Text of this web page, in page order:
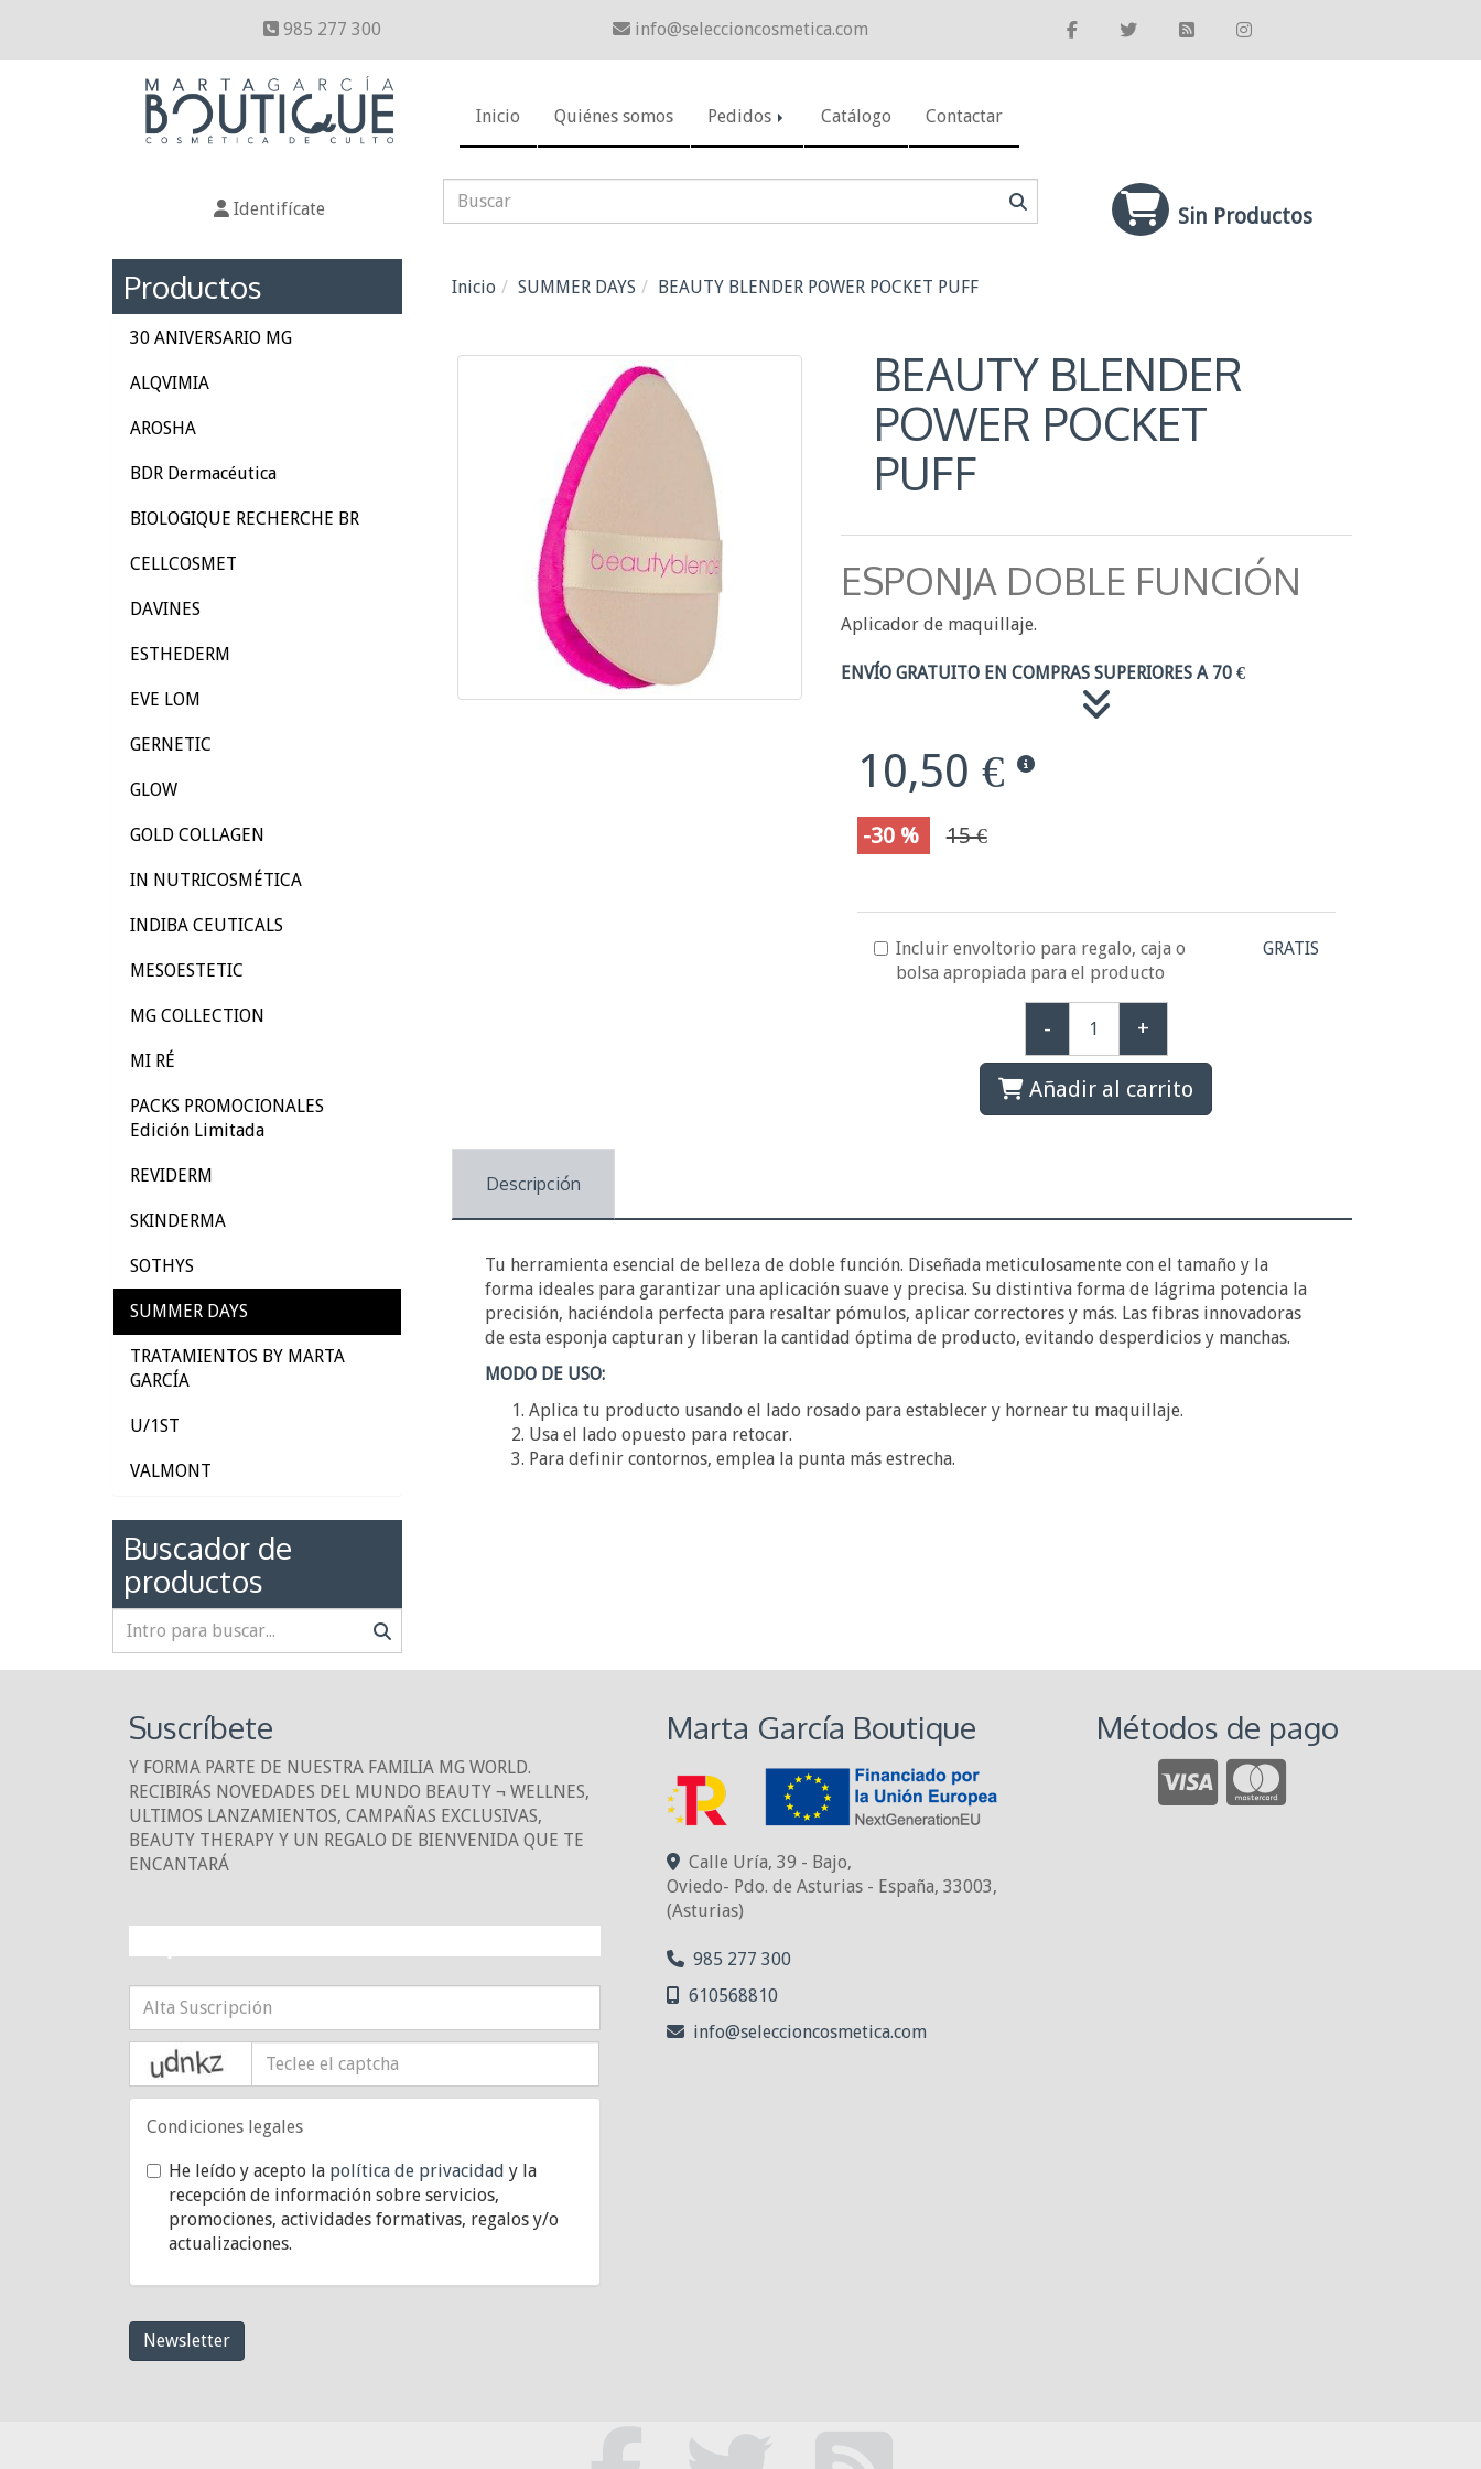
985 277 300 info seleccioncosmetica.com
Inicio Quiénes somos Pedidos Catálogo Contactar
Identifícate Sin Productos
Inicio SUMMER DAYS BEAUTY BLENDER POWER POCKET PUFF
BEAUTY BLENDER
POWER POCKET
PUFF
ESPONJA DOBLE FUNCIÓN
Aplicador de maquillaje.
ENVÍO GRATUITO EN COMPRAS SUPERIORES A 70 €
10,50 €
-30 % 15 €
Incluir envoltorio para regalo, caja o
bolsa apropiada para el producto
GRATIS
- +
Añadir al carrito
Descripción
Tu herramienta esencial de belleza de doble función. Diseñada meticulosamente con el tamaño y la
forma ideales para garantizar una aplicación suave y precisa. Su distintiva forma de lágrima potencia la
precisión, haciéndola perfecta para resaltar pómulos, aplicar correctores y más. Las fibras innovadoras
de esta esponja capturan y liberan la cantidad óptima de producto, evitando desperdicios y manchas.
MODO DE USO:
Aplica tu producto usando el lado rosado para establecer y hornear tu maquillaje.
Usa el lado opuesto para retocar.
Para definir contornos, emplea la punta más estrecha.
Productos
30 ANIVERSARIO MG
ALQVIMIA
AROSHA
BDR Dermacéutica
BIOLOGIQUE RECHERCHE BR
CELLCOSMET
DAVINES
ESTHEDERM
EVE LOM
GERNETIC
GLOW
GOLD COLLAGEN
IN NUTRICOSMÉTICA
INDIBA CEUTICALS
MESOESTETIC
MG COLLECTION
MI RÉ
PACKS PROMOCIONALES
Edición Limitada
REVIDERM
SKINDERMA
SOTHYS
SUMMER DAYS
TRATAMIENTOS BY MARTA
GARCÍA
U/1ST
VALMONT
Buscador de
productos
Suscríbete
Y FORMA PARTE DE NUESTRA FAMILIA MG WORLD.
RECIBIRÁS NOVEDADES DEL MUNDO BEAUTY ¬ WELLNES,
ULTIMOS LANZAMIENTOS, CAMPAÑAS EXCLUSIVAS,
BEAUTY THERAPY Y UN REGALO DE BIENVENIDA QUE TE
ENCANTARÁ
captcha
Condiciones legales
He leído y acepto la política de privacidad y la
recepción de información sobre servicios,
promociones, actividades formativas, regalos y/o
actualizaciones.
Newsletter
Marta García Boutique
Calle Uría, 39 - Bajo,
Oviedo- Pdo. de Asturias - España, 33003,
(Asturias)
985 277 300
610568810
info
seleccioncosmetica.com
Métodos de pago